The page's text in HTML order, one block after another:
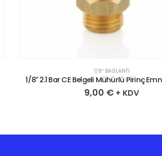
1/8″ BAĞLANTI
1/8″ 2.1 Bar CE Belgeli Mühürlü Pirinç
9,00 € + KDV